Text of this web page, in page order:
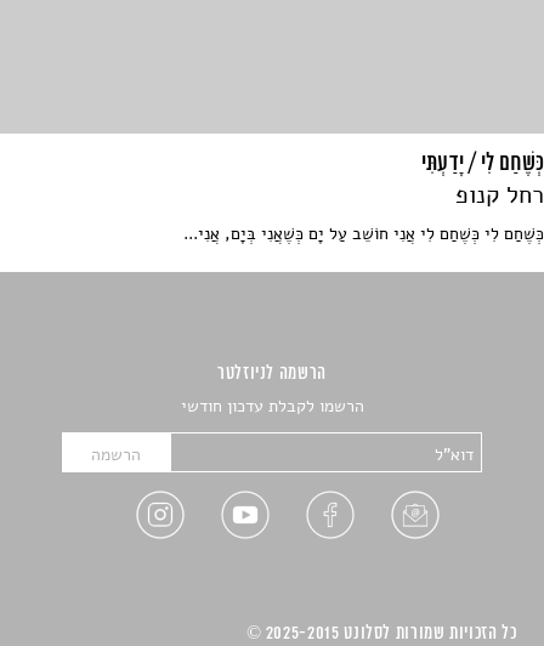
כְּשֶׁחַם לִי / יָדַעְתִּי
רחל קנופ
כְּשֶׁחַם לִי כְּשֶׁחַם לִי אֲנִי חוֹשֵׁב עַל יָם כְּשֶׁאֲנִי בְּיָם, אֲנִי...
הרשמה לניוזלטר
הרשמו לקבלת עדכון חודשי
כל הזכויות שמורות לסלונט 2025-2015 ©